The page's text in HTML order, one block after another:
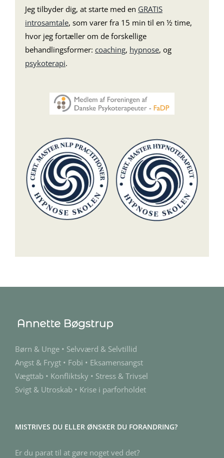
Jeg tilbyder dig, at starte med en GRATIS
introsamtale, som varer fra 15 min til en ½ time,
hvor jeg fortæller om de forskellige
behandlingsformer: coaching, hypnose, og
psykoterapi.
Børn & Unge • Selvværd & Selvtillid
Angst & Frygt • Fobi • Eksamensangst
Vægttab • Konfliktsky • Stress & Trivsel
Svigt & Utroskab • Krise i parforholdet
MISTRIVES DU ELLER ØNSKER DU FORANDRING?
Er du parat til at gøre noget ved det?